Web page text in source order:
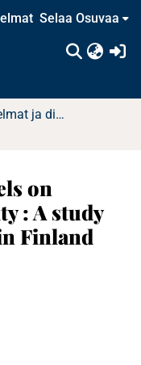
Selaa Osuvaa
Pro gradu -tutkielmat ja diplomityöt
on
: A study
Finland